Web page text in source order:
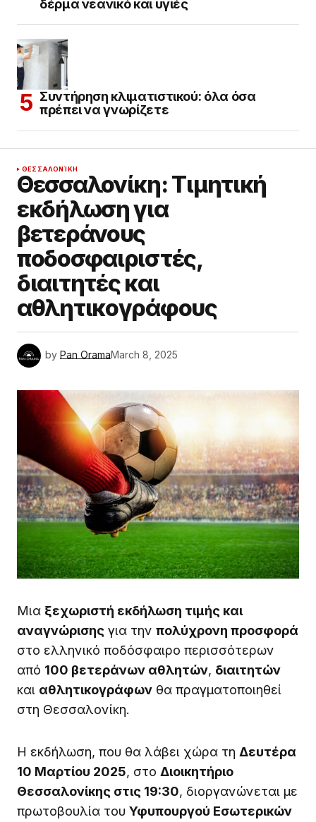
δέρμα νεανικό και υγιές
Συντήρηση κλιματιστικού: όλα όσα
πρέπει να γνωρίζετε
ΘΕΣΣΑΛΟΝΊΚΗ
Θεσσαλονίκη: Τιμητική
εκδήλωση για
βετεράνους
ποδοσφαιριστές,
διαιτητές και
αθλητικογράφους
by Pan OramaMarch 8, 2025
Μια ξεχωριστή εκδήλωση τιμής και
αναγνώρισης για την πολύχρονη προσφορά
στο ελληνικό ποδόσφαιρο περισσότερων
από 100 βετεράνων αθλητών, διαιτητών
και αθλητικογράφων θα πραγματοποιηθεί
στη Θεσσαλονίκη.
Η εκδήλωση, που θα λάβει χώρα τη Δευτέρα
10 Μαρτίου 2025, στο Διοικητήριο
Θεσσαλονίκης στις 19:30, διοργανώνεται με
πρωτοβουλία του Υφυπουργού Εσωτερικών